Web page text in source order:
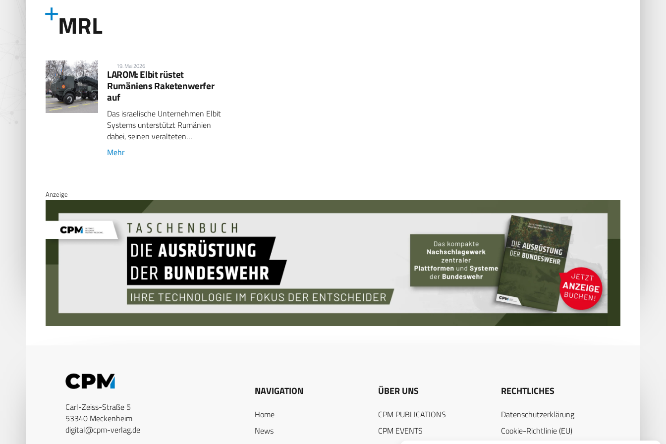
MRL
19. Mai 2026
LAROM: Elbit rüstet
Rumäniens Raketenwerfer
auf
Das israelische Unternehmen Elbit
Systems unterstützt Rumänien
dabei, seinen veralteten…
Mehr
Anzeige
Carl-Zeiss-Straße 5
53340 Meckenheim
digital@cpm-verlag.de
NAVIGATION
Home
News
ÜBER UNS
CPM PUBLICATIONS
CPM EVENTS
RECHTLICHES
Datenschutzerklärung
Cookie-Richtlinie (EU)